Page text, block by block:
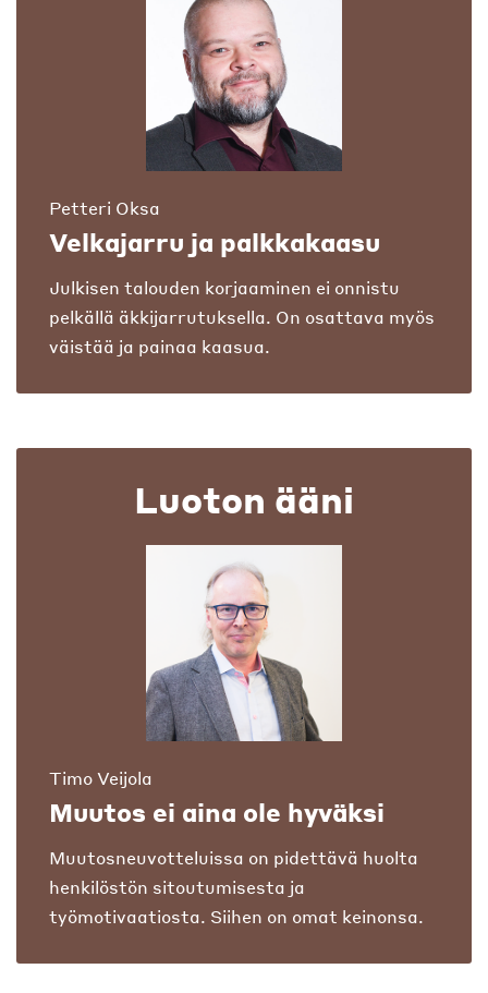
Petteri Oksa
Velkajarru ja palkkakaasu
Julkisen talouden korjaaminen ei onnistu
pelkällä äkkijarrutuksella. On osattava myös
väistää ja painaa kaasua.
Luoton ääni
Timo Veijola
Muutos ei aina ole hyväksi
Muutosneuvotteluissa on pidettävä huolta
henkilöstön sitoutumisesta ja
työmotivaatiosta. Siihen on omat keinonsa.